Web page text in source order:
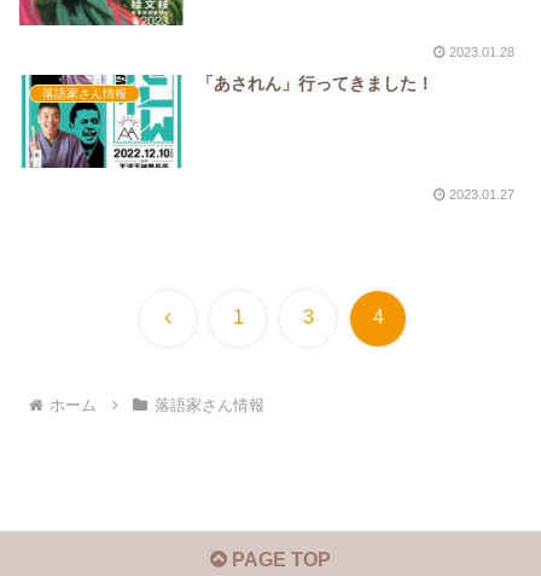
2023.01.28
落語家さん情報
「あされん」行ってきました！
2023.01.27
前 1 3 4
ホーム 落語家さん情報
PAGE TOP